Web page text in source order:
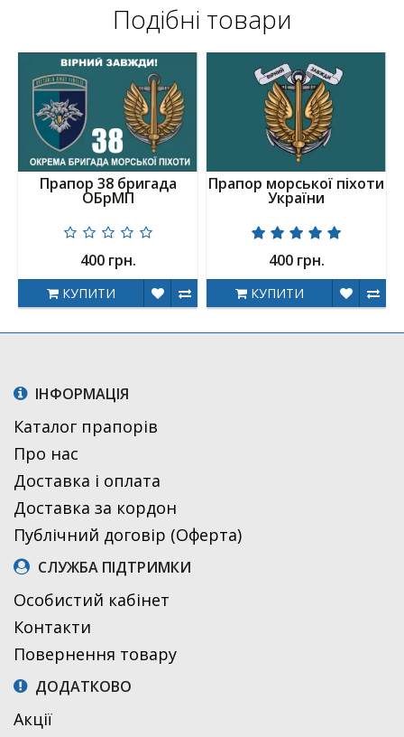
Подібні товари
Прапор 38 бригада
ОБрМП
400 грн.
КУПИТИ
Прапор морської піхоти
України
400 грн.
КУПИТИ
ІНФОРМАЦІЯ
Каталог прапорів
Про нас
Доставка і оплата
Доставка за кордон
Публічний договір (Оферта)
СЛУЖБА ПІДТРИМКИ
Особистий кабінет
Контакти
Повернення товару
ДОДАТКОВО
Акції